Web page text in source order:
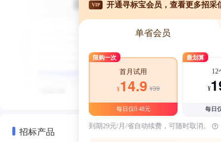
招标产品
VIP 开通寻标宝会员，查看更多招采
单省会员
限购一次
首月试用
¥14.9 ¥39
每日仅0.48元
最划算
12
¥
每日
到期29元/月/省自动续费，可随时取消。